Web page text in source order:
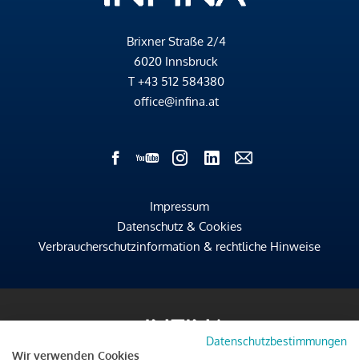
Brixner Straße 2/4
6020 Innsbruck
T +43 512 584380
office@infina.at
Impressum
Datenschutz & Cookies
Verbraucherschutzinformation & rechtliche Hinweise
Datenschutzbestimmungen
Wir verwenden Cookies